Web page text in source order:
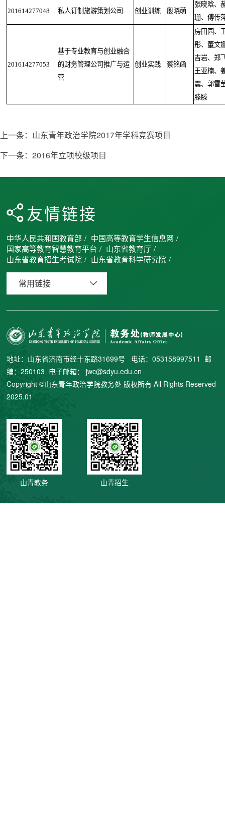
201614277048 私人订制旅游策划公司 创业训练 殷晓萌
张晓晗、
珊、傅传
201614277053
基于专业教育与创业融合
的财务管理公司推广与运
营
创业实践 蔡铭函
房田园、
彤、董文
吉岩、郑
王亚楠、
震、郭雪
滕滕
上一条： 山东青年政治学院2017年学科竞赛项目
下一条： 2016年立项校级项目
友情链接
中华人民共和国教育部 / 中国高等教育学生信息网 /
国家高等教育智慧教育平台 / 山东省教育厅 /
山东省教育招生考试院 / 山东省教育科学研究院 /
常用链接
地址：山东省济南市经十东路31699号 电话：053158997511 邮
编：250103 电子邮箱： jwc@sdyu.edu.cn
Copyright ©山东青年政治学院教务处 版权所有 All Rights Reserved
2025.01
山青教务 山青招生